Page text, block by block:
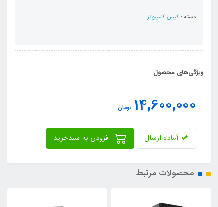
دسته :کیس کامپیوتر
ویژگی‌های محصول
14,600,000 تومان
آماده ارسال
محصولات مرتبط